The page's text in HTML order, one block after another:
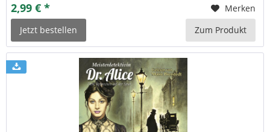
2,99 € *
Merken
Jetzt bestellen
Zum Produkt